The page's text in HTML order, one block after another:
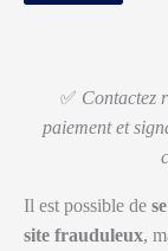
✅ Contactez
paiement et
Il est possible de
site frauduleux,